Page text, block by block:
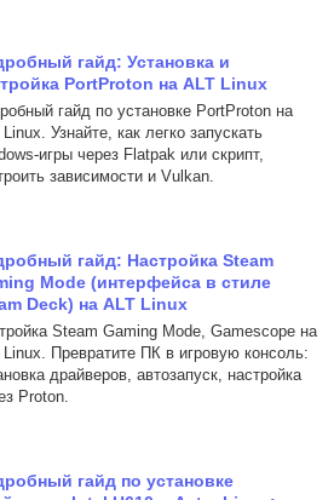
гайд: Установка и
PortProton на ALT Linux
гайд по установке PortProton на
Узнайте, как легко запускать
игры через Flatpak или скрипт,
зависимости и Vulkan.
гайд: Настройка Steam
Mode (интерфейса в стиле
Deck) на ALT Linux
Steam Gaming Mode, Gamescope на
Linux. Превратите ПК в игровую консоль:
драйверов, автозапуск, настройка
Proton.
гайд по установке